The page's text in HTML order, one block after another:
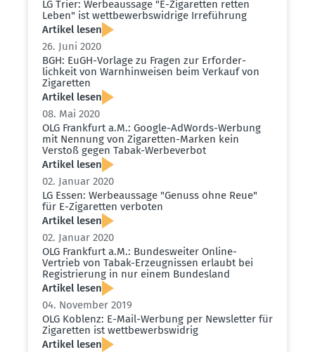
LG Trier: Werbe­aussage "E-Zigaretten retten
Leben" ist wettbe­werbs­widrige Irreführung
Artikel lesen
26. Juni 2020
BGH: EuGH-Vorlage zu Fragen zur Erfor­der­
lichkeit von Warnhin­weisen beim Verkauf von
Zigaretten
Artikel lesen
08. Mai 2020
OLG Frankfurt a.M.: Google-AdWords-Werbung
mit Nennung von Zigaretten-Marken kein
Verstoß gegen Tabak-Werbe­verbot
Artikel lesen
02. Januar 2020
LG Essen: Werbe­aussage "Genuss ohne Reue"
für E-Zigaretten verboten
Artikel lesen
02. Januar 2020
OLG Frankfurt a.M.: Bundes­weiter Online-
Vertrieb von Tabak-Erzeug­nissen erlaubt bei
Regis­trierung in nur einem Bundesland
Artikel lesen
04. November 2019
OLG Koblenz: E-Mail-Werbung per Newsletter für
Zigaretten ist wettbe­werbs­widrig
Artikel lesen